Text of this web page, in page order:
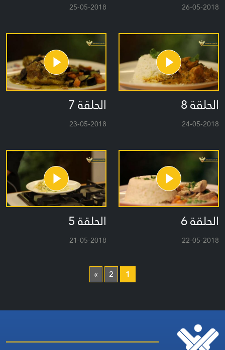
26-05-2018
25-05-2018
الحلقة 8
24-05-2018
الحلقة 7
23-05-2018
الحلقة 6
22-05-2018
الحلقة 5
21-05-2018
1
2
»